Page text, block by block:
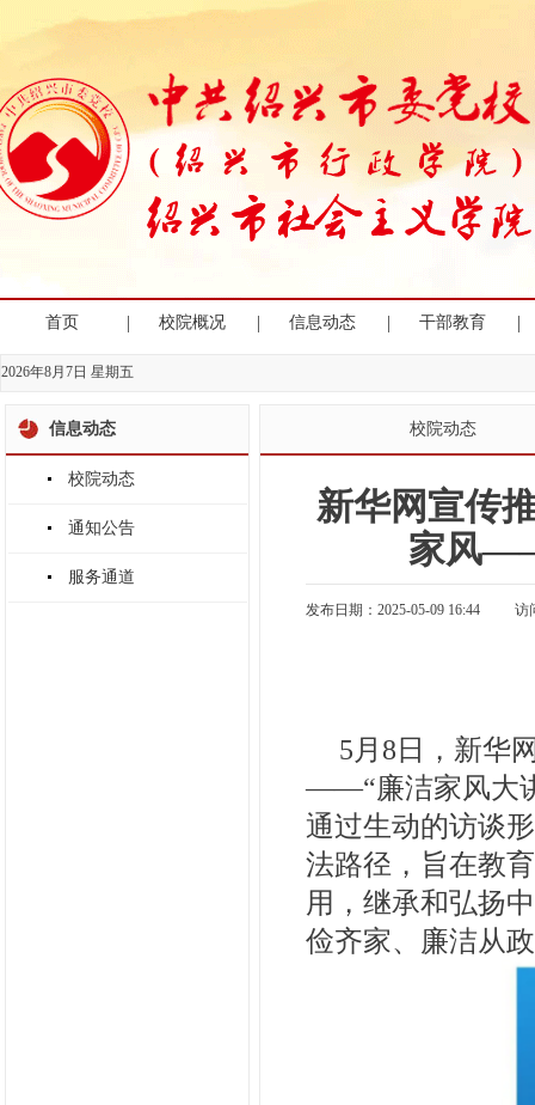
首页 | 校院概况 | 信息动态 | 干部教育 |
2026年8月7日 星期五
信息动态
校院动态
通知公告
服务通道
校院动态
新华网宣传
家风
发布日期：2025-05-09 16:44 访
5月8日，新华
——“廉洁家风大
通过生动的访谈
法路径，旨在教
用，继承和弘扬
俭齐家、廉洁从